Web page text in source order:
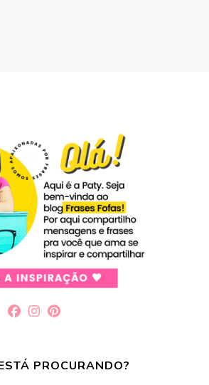
PROCURANDO?